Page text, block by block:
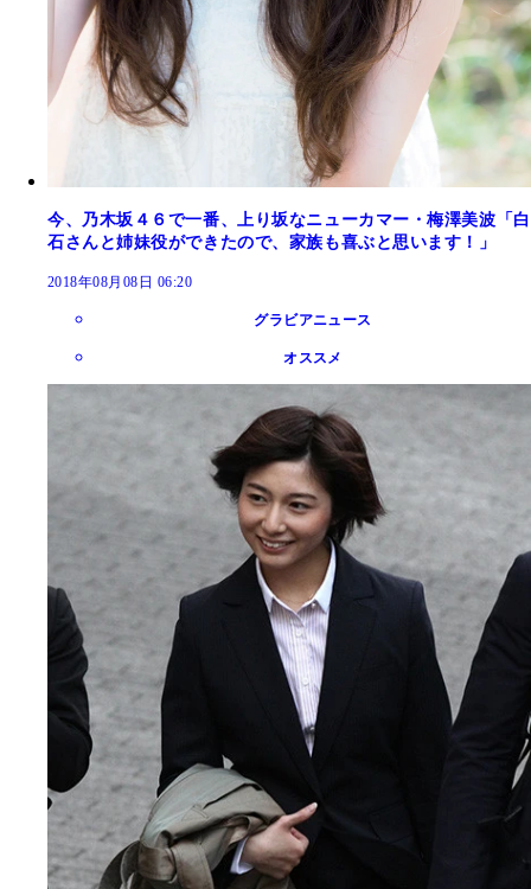
今、乃木坂４６で一番、上り坂なニューカマー・梅澤美波「白
石さんと姉妹役ができたので、家族も喜ぶと思います！」
2018年08月08日 06:20
グラビアニュース
オススメ